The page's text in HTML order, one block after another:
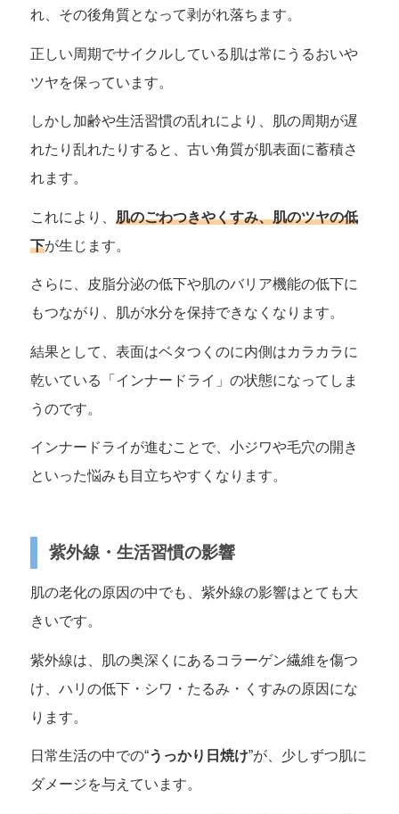
れ、その後角質となって剥がれ落ちます。
正しい周期でサイクルしている肌は常にうるおいや
ツヤを保っています。
しかし加齢や生活習慣の乱れにより、肌の周期が遅
れたり乱れたりすると、古い角質が肌表面に蓄積さ
れます。
これにより、 肌のごわつきやくすみ、肌のツヤの低
下が生じます。
さらに、皮脂分泌の低下や肌のバリア機能の低下に
もつながり、肌が水分を保持できなくなります。
結果として、表面はベタつくのに内側はカラカラに
乾いている「インナードライ」の状態になってしま
うのです。
インナードライが進むことで、小ジワや毛穴の開き
といった悩みも目立ちやすくなります。
紫外線・生活習慣の影響
肌の老化の原因の中でも、紫外線の影響はとても大
きいです。
紫外線は、肌の奥深くにあるコラーゲン繊維を傷つ
け、ハリの低下・シワ・たるみ・くすみの原因にな
ります。
日常生活の中での“うっかり日焼け”が、少しずつ肌に
ダメージを与えています。